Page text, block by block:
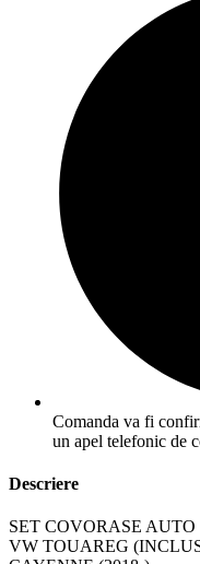
Comanda va fi
un apel telefonic de
Descriere
SET COVORASE
VW TOUAREG